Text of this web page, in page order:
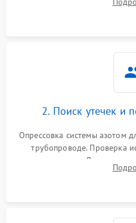
считывание кодов
2. Поиск утечек и
Опрессовка системы азотом
трубопроводе. Проверка
течеискателем. Демонтаж
продувка капиллярной